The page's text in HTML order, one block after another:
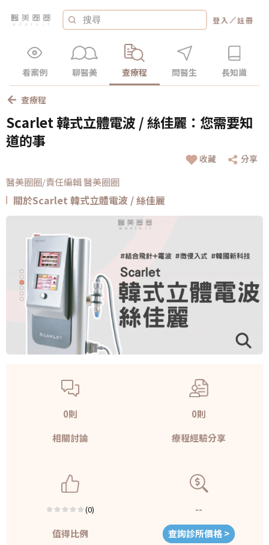
登入 ／註冊
看案例 聊醫美 查療程 問醫生 長知識
查療程
Scarlet 韓式立體電波 / 絲佳麗：您需要知
道的事
收藏 分享
醫美圈圈/責任編輯 醫美圈圈
關於Scarlet 韓式立體電波 / 絲佳麗
0則
相關討論
0則
療程經驗分享
(0)
值得比例
--
查詢診所價格 >